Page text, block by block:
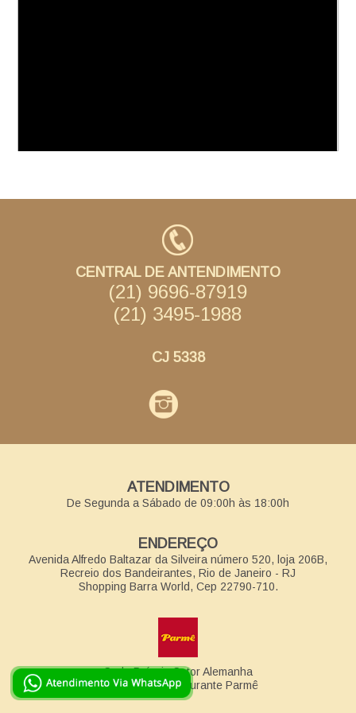
CENTRAL DE ANTENDIMENTO
(21) 9696-87919
(21) 3495-1988
CJ 5338
ATENDIMENTO
De Segunda a Sábado de 09:00h às 18:00h
ENDEREÇO
Avenida Alfredo Baltazar da Silveira número 520, loja 206B,
Recreio dos Bandeirantes, Rio de Janeiro - RJ
Shopping Barra World, Cep 22790-710.
Sede Própria Setor Alemanha
Em cima do Restaurante Parmê